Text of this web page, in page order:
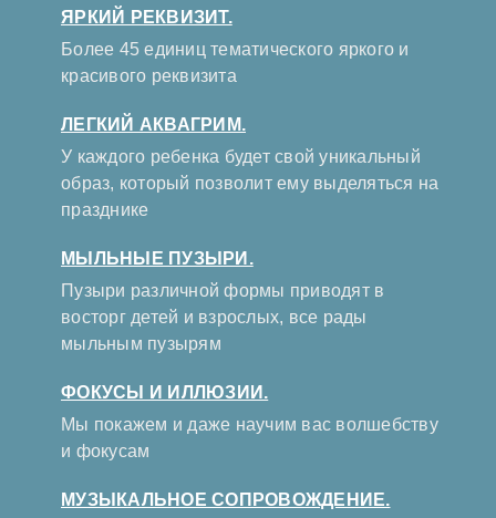
ЯРКИЙ РЕКВИЗИТ.
Более 45 единиц тематического яркого и
красивого реквизита
ЛЕГКИЙ АКВАГРИМ.
У каждого ребенка будет свой уникальный
образ, который позволит ему выделяться на
празднике
МЫЛЬНЫЕ ПУЗЫРИ.
Пузыри различной формы приводят в
восторг детей и взрослых, все рады
мыльным пузырям
ФОКУСЫ И ИЛЛЮЗИИ.
Мы покажем и даже научим вас волшебству
и фокусам
МУЗЫКАЛЬНОЕ СОПРОВОЖДЕНИЕ.